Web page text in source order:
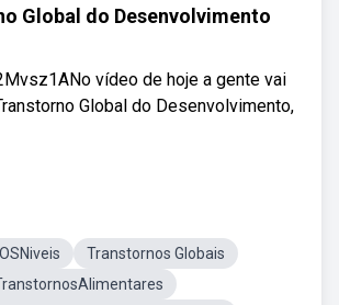
Global do Desenvolvimento
vídeo de hoje a gente vai
Global do Desenvolvimento,
Transtornos Globais